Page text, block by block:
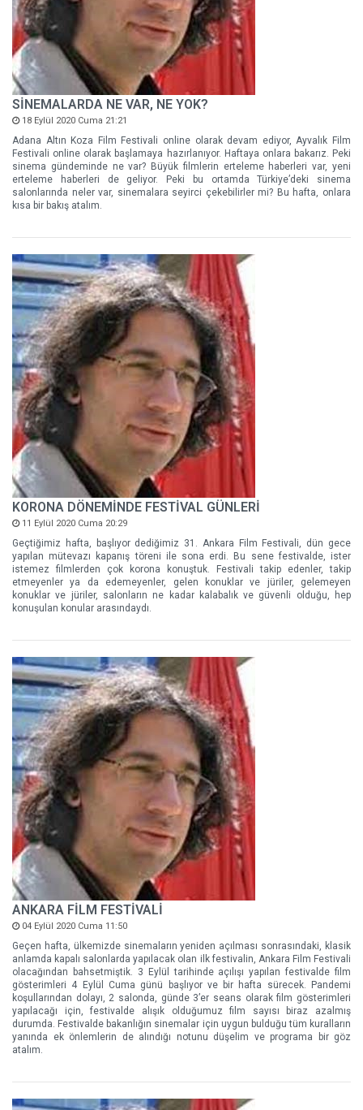
SİNEMALARDA NE VAR, NE YOK?
18 Eylül 2020 Cuma 21:21
Adana Altın Koza Film Festivali online olarak devam ediyor, Ayvalık Film
Festivali online olarak başlamaya hazırlanıyor. Haftaya onlara bakarız. Peki
sinema gündeminde ne var? Büyük filmlerin erteleme haberleri var, yeni
erteleme haberleri de geliyor. Peki bu ortamda Türkiye’deki sinema
salonlarında neler var, sinemalara seyirci çekebilirler mi? Bu hafta, onlara
kısa bir bakış atalım.
KORONA DÖNEMİNDE FESTİVAL GÜNLERİ
11 Eylül 2020 Cuma 20:29
Geçtiğimiz hafta, başlıyor dediğimiz 31. Ankara Film Festivali, dün gece
yapılan mütevazı kapanış töreni ile sona erdi. Bu sene festivalde, ister
istemez filmlerden çok korona konuştuk. Festivali takip edenler, takip
etmeyenler ya da edemeyenler, gelen konuklar ve jüriler, gelemeyen
konuklar ve jüriler, salonların ne kadar kalabalık ve güvenli olduğu, hep
konuşulan konular arasındaydı.
ANKARA FİLM FESTİVALİ
04 Eylül 2020 Cuma 11:50
Geçen hafta, ülkemizde sinemaların yeniden açılması sonrasındaki, klasik
anlamda kapalı salonlarda yapılacak olan ilk festivalin, Ankara Film Festivali
olacağından bahsetmiştik. 3 Eylül tarihinde açılışı yapılan festivalde film
gösterimleri 4 Eylül Cuma günü başlıyor ve bir hafta sürecek. Pandemi
koşullarından dolayı, 2 salonda, günde 3’er seans olarak film gösterimleri
yapılacağı için, festivalde alışık olduğumuz film sayısı biraz azalmış
durumda. Festivalde bakanlığın sinemalar için uygun bulduğu tüm kuralların
yanında ek önlemlerin de alındığı notunu düşelim ve programa bir göz
atalım.